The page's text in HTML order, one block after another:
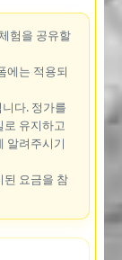
험을 공유할
에는 적용되
다. 정가를
로 유지하고
알려주시기
된 요금을 참